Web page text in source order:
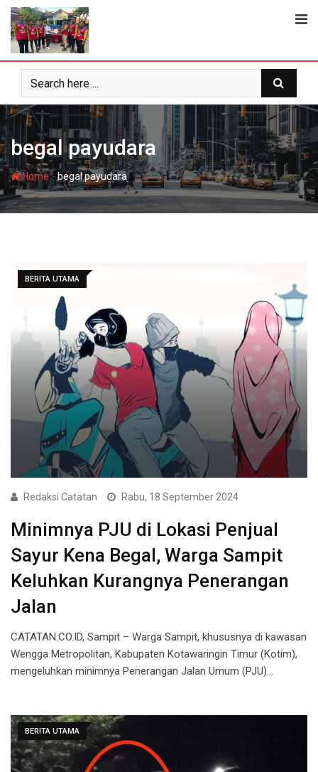
Skip
content
begal payudara
Home-begal payudara
BERITA UTAMA
Redaksi Catatan Rabu, 18 September 2024
Minimnya PJU di Lokasi Penjual
Sayur Kena Begal, Warga Sampit
Keluhkan Kurangnya Penerangan
Jalan
CATATAN.CO.ID, Sampit – Warga Sampit, khususnya di kawasan
Wengga Metropolitan, Kabupaten Kotawaringin Timur (Kotim),
mengeluhkan minimnya Penerangan Jalan Umum (PJU)…
BERITA UTAMA